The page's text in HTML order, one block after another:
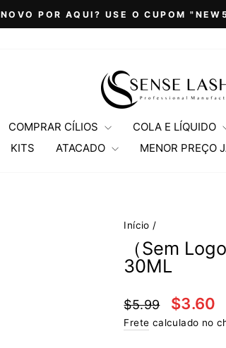
NOVO POR AQUI? USE O CUPOM
COMPRAR CÍLIOS COLA E LÍQUIDO
KITS ATACADO MENOR PREÇO
Início /
（Sem
30ML
Preço
normal
$5.99
Preço
$3.60
Frete calculado no